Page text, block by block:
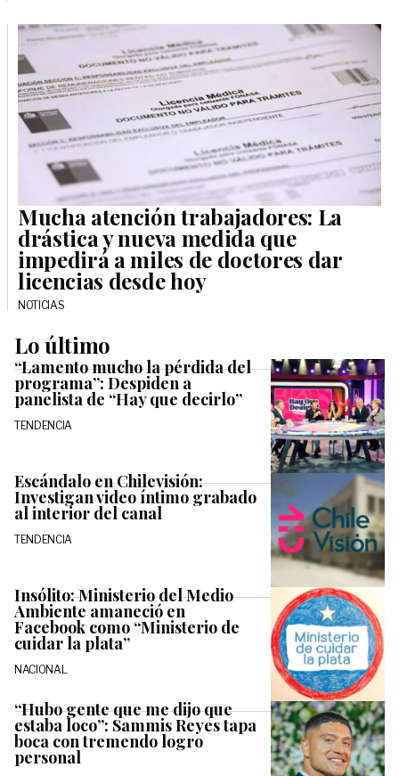
Mucha atención trabajadores: La
drástica y nueva medida que
impedirá a miles de doctores dar
licencias desde hoy
NOTICIAS
Lo último
“Lamento mucho la pérdida del
programa”: Despiden a
panelista de “Hay que decirlo”
TENDENCIA
Escándalo en Chilevisión:
Investigan video íntimo grabado
al interior del canal
TENDENCIA
Insólito: Ministerio del Medio
Ambiente amaneció en
Facebook como “Ministerio de
cuidar la plata”
NACIONAL
“Hubo gente que me dijo que
estaba loco”: Sammis Reyes tapa
boca con tremendo logro
personal